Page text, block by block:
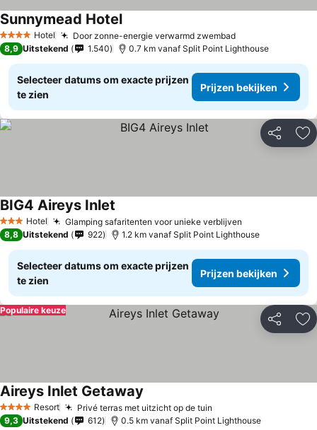
4 SterrenHotel Door zonne-energie verwarmd zwembad
Sunnymead Hotel
8,9 Uitstekend 1.540 0.7 km vanaf Split Point Lighthouse
Selecteer datums om exacte prijzen
te zien
Prijzen bekijken
Delen
3 SterrenHotel Glamping safaritenten voor unieke verblijven
BIG4 Aireys Inlet
8,8 Uitstekend 922 1.2 km vanaf Split Point Lighthouse
Selecteer datums om exacte prijzen
te zien
Prijzen bekijken
Delen
Populaire keuze
4 SterrenResort Privé terras met uitzicht op de tuin
Aireys Inlet Getaway
9,3 Uitstekend 612 0.5 km vanaf Split Point Lighthouse